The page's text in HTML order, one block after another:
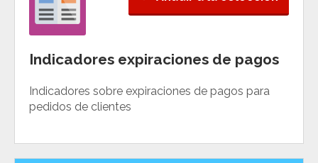
Indicadores expiraciones de pagos
Indicadores sobre expiraciones de pagos para
pedidos de clientes